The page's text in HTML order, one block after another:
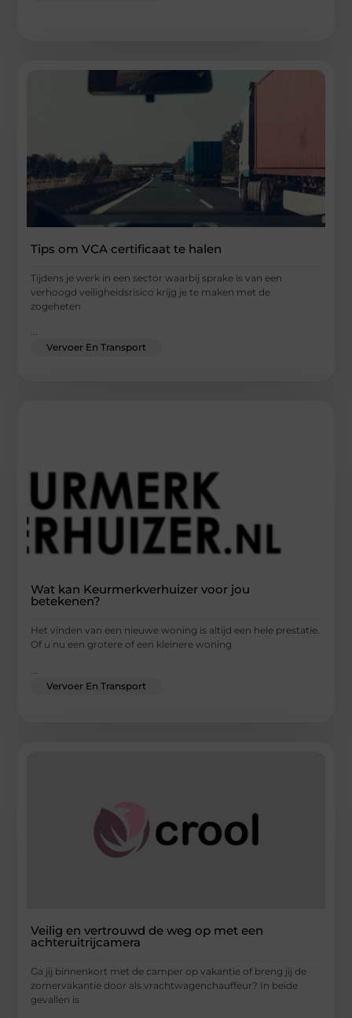
Tips om VCA certificaat te halen
Tijdens je werk in een sector waarbij sprake is van een
verhoogd veiligheidsrisico krijg je te maken met de
zogeheten
...
Vervoer En Transport
Wat kan Keurmerkverhuizer voor jou
betekenen?
Het vinden van een nieuwe woning is altijd een hele prestatie.
Of u nu een grotere of een kleinere woning
Vervoer En Transport
Veilig en vertrouwd de weg op met een
achteruitrijcamera
Ga jij binnenkort met de camper op vakantie of breng jij de
zomervakantie door als vrachtwagenchauffeur? In beide
gevallen is